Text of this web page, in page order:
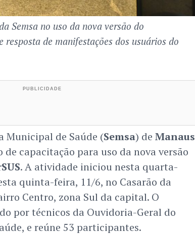
Semsa no uso da nova versão do
resposta de manifestações dos usuários do
Municipal de Saúde (Semsa) de Manaus
capacitação para uso da nova versão
. A atividade iniciou nesta quarta-
quinta-feira, 11/6, no Casarão da
Centro, zona Sul da capital. O
por técnicos da Ouvidoria-Geral do
e reúne 53 participantes.